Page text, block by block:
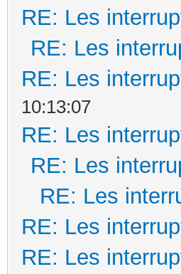
RE: Les
RE: Les
RE: Les
10:13:07
RE: Les
RE: Les
RE: Les
RE: Les
RE: Les